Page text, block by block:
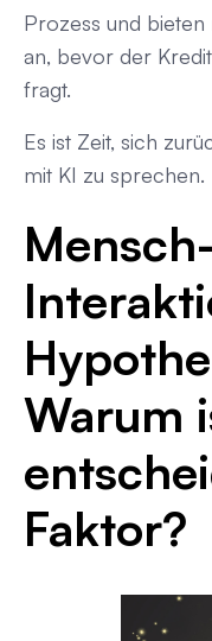
Prozess und
an, bevor der
fragt.
Es ist Zeit, sich
mit KI zu sprechen.
Warum
Faktor?